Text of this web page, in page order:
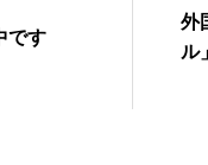
です
外
ル